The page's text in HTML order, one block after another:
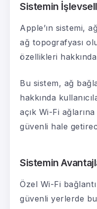
Sistemin
Apple’ın sistemi,
ağ topografyası
özellikleri
Bu sistem, ağ
hakkında
açık Wi-Fi
güvenli hale
Sistemin
Özel Wi-Fi
güvenli yerlerde